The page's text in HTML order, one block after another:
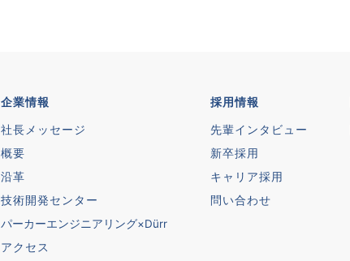
企業情報
社長メッセージ
概要
沿革
技術開発センター
パーカーエンジニアリング×Dürr
アクセス
採用情報
先輩インタビュー
新卒採用
キャリア採用
問い合わせ